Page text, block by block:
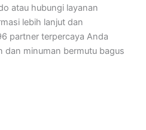
atau hubungi layanan
lebih lanjut dan
partner terpercaya Anda
dan minuman bermutu bagus